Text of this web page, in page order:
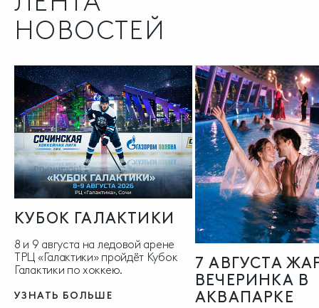
НОВОСТЕЙ
КУБОК ГАЛАКТИКИ
8 и 9 августа на ледовой арене
ТРЦ «Галактики» пройдёт Кубок
Галактики по хоккею.
УЗНАТЬ БОЛЬШЕ
7 АВГУСТА
ВЕЧЕРИНКА В
АКВАПАРКЕ